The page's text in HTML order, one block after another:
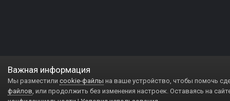
Важная информация
Мы разместили cookie-файлы на ваше устройство, чтобы помочь
файлов, или продолжить без изменения настроек. Оставаясь на